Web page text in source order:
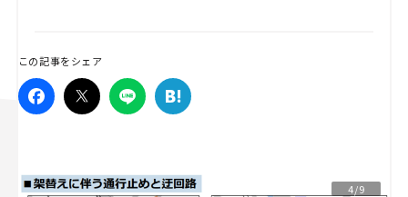
この記事をシェア
4/9
Campaign
人気のハッシュタグ
スズキ ジムニー｜Suzuki Jimny